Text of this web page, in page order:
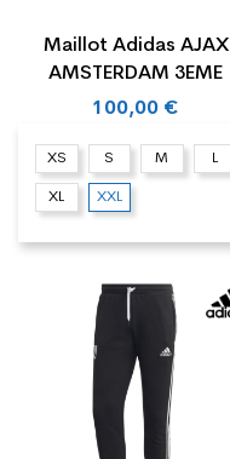
Maillot Adidas AJAX
AMSTERDAM 3EME
100,00 €
XS S M L
XL XXL